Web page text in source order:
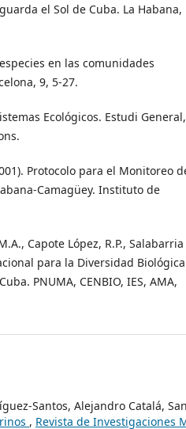
el Sol de Cuba. La Habana,
en las comunidades
9, 5-27.
Ecológicos. Estudi General,
Protocolo para el Monitoreo
Camagüey. Instituto de
Capote López, R.P., Salabarria
para la Diversidad
PNUMA, CENBIO, IES, AMA,
Santos, Alejandro Catalá,
, Revista de Investigaciones